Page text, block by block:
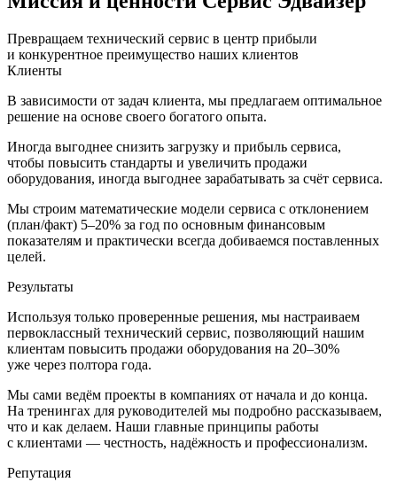
Превращаем технический сервис в центр прибыли
и конкурентное преимущество наших клиентов
Клиенты
В зависимости от задач клиента, мы предлагаем оптимальное
решение на основе своего богатого опыта.
Иногда выгоднее снизить загрузку и прибыль сервиса,
чтобы повысить стандарты и увеличить продажи
оборудования, иногда выгоднее зарабатывать за счёт сервиса.
Мы строим математические модели сервиса с отклонением
(план/факт) 5–20% за год по основным финансовым
показателям и практически всегда добиваемся поставленных
целей.
Результаты
Используя только проверенные решения, мы настраиваем
первоклассный технический сервис, позволяющий нашим
клиентам повысить продажи оборудования на 20–30%
уже через полтора года.
Мы сами ведём проекты в компаниях от начала и до конца.
На тренингах для руководителей мы подробно рассказываем,
что и как делаем. Наши главные принципы работы
с клиентами — честность, надёжность и профессионализм.
Репутация